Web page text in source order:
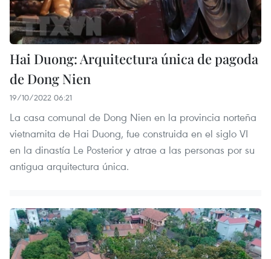
Hai Duong: Arquitectura única de pagoda
de Dong Nien
19/10/2022 06:21
La casa comunal de Dong Nien en la provincia norteña
vietnamita de Hai Duong, fue construida en el siglo VI
en la dinastía Le Posterior y atrae a las personas por su
antigua arquitectura única.